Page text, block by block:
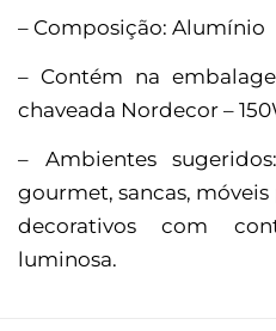
– Composição: Alumínio
– Contém na
chaveada Nordecor –
– Ambientes
gourmet, sancas,
decorativos com
luminosa.